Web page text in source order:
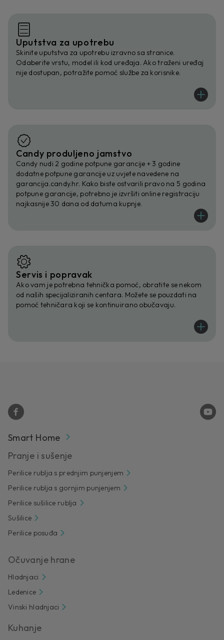
Uputstva za upotrebu
Skinite uputstva za upotrebu izravno sa stranice.
Odaberite vrstu, model ili kod uređaja. Ako traženi uređaj
nije dostupan, potražite pomoć službe za korisnike.
Candy produljeno jamstvo
Candy nudi 2 godine potpune garancije + 3 godine
dodatne potpune garancije uz uvjete navedene na
garancija.candy.hr. Kako biste ostvarili pravo na 5 godina
potpune garancije, potrebno je izvršiti online registraciju
najkasnije 30 dana od datuma kupnje.
Servis i popravak
Ako vam je potrebna tehnička pomoć, obratite se nekom
od naših specijaliziranih centara. Možete se pouzdati na
pomoć tehničara koji se kontinuirano obučavaju.
Smart Home
Pranje i sušenje
Perilice rublja s prednjim punjenjem
Perilice rublja s gornjim punjenjem
Perilice sušilice rublja
Sušilice
Perilice posuđa
Očuvanje hrane
Hladnjaci
Ledenice
Vinski hladnjaci
Kuhanje